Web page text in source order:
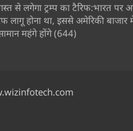
से लगेगा ट्रम्प का टैरिफ:भारत पर
लागू होना था, इससे अमेरिकी बाजार
महंगे होंगे (644)